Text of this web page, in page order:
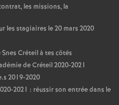
les missions, la
les stagiaires le 20 mars 2020
Créteil à tes côtés
de Créteil 2020-2021
2019-2020
2021 : réussir son entrée dans le